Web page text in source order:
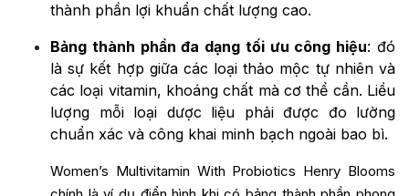
thành phần lợi khuẩn chất lượng cao.
Bảng thành phần đa dạng tối ưu công hiệu: đó
là sự kết hợp giữa các loại thảo mộc tự nhiên và
các loại vitamin, khoáng chất mà cơ thể cần. Liều
lượng mỗi loại dược liệu phải được đo lường
chuẩn xác và công khai minh bạch ngoài bao bì.
Women’s Multivitamin With Probiotics Henry Blooms